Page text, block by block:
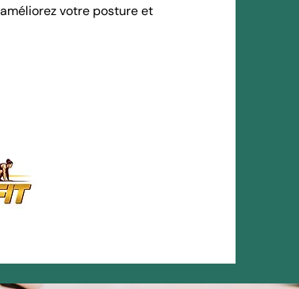
votre posture et